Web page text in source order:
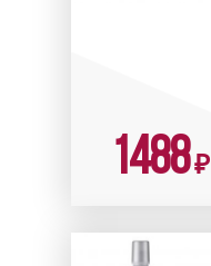
1488₽